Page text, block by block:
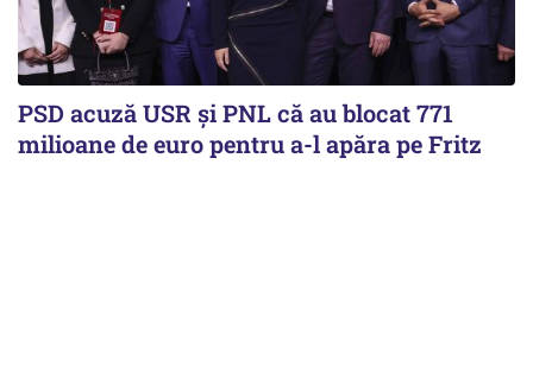
PSD acuză USR și PNL că au blocat 771
milioane de euro pentru a-l apăra pe Fritz